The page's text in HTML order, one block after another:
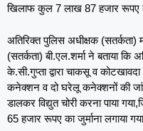
खिलाफ कुल 7 लाख 87 हजार रूपए
अतिरिक्त पुलिस अधीक्षक (सतर्कता)
(सतर्कता) बी.एल.शर्मा ने बताया
के.सी.गुप्ता द्वारा चाकसू व
कनेक्शन व दो घरेलू कनेक्शनों की
डालकर विद्युत चोरी करना पाया
65 हजार रूपए का जुर्माना लगाया